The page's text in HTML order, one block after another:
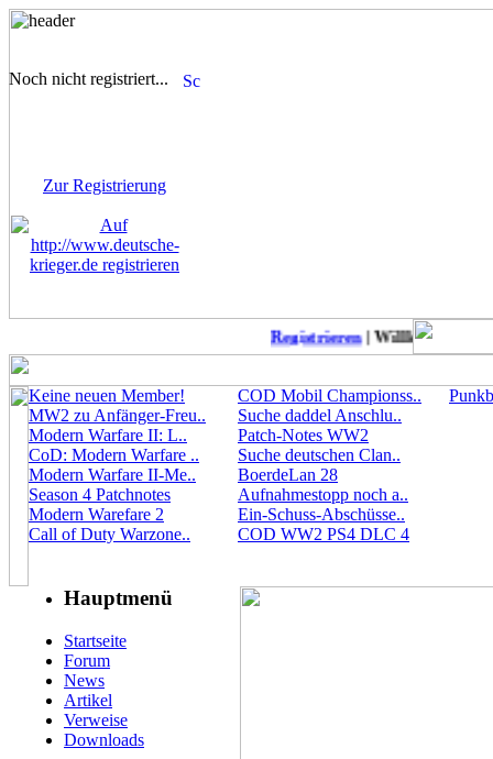
Registrieren| Willkommen auf
Keine neuen Member!
MW2 zu Anfänger-Freu..
Modern Warfare II: L..
CoD: Modern Warfare ..
Modern Warfare II-Me..
Season 4 Patchnotes
Modern Warefare 2
Call of Duty Warzone..
COD Mobil Championss..
Suche daddel Anschlu..
Patch-Notes WW2
Suche deutschen Clan..
BoerdeLan 28
Aufnahmestopp noch a..
Ein-Schuss-Abschüsse..
COD WW2 PS4 DLC 4
Hauptmenü
Startseite
Forum
News
Artikel
Verweise
Downloads
Noch nicht registriert...
Zur Registrierung